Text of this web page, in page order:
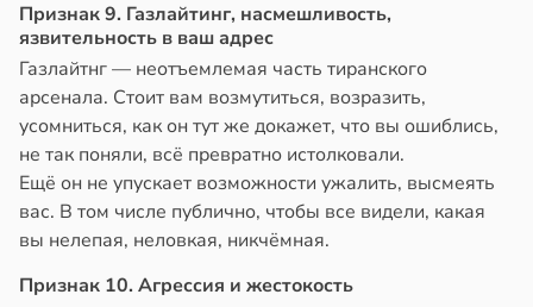
Признак 9. Газлайтинг, насмешливость,
язвительность в ваш адрес
Газлайтнг — неотъемлемая часть тиранского
арсенала. Стоит вам возмутиться, возразить,
усомниться, как он тут же докажет, что вы ошиблись,
не так поняли, всё превратно истолковали.
Ещё он не упускает возможности ужалить, высмеять
вас. В том числе публично, чтобы все видели, какая
вы нелепая, неловкая, никчёмная.
Признак 10. Агрессия и жестокость